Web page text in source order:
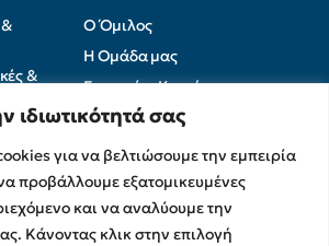
ιδιωτικότητά σας
για να βελτιώσουμε την εμπειρία
προβάλλουμε εξατομικευμένες
και να αναλύουμε την
Κάνοντας κλικ στην επιλογή
&
και
Ο Όμιλος
Η Ομάδα μας
Ευκαιρίες Καριέρας
Στρατηγικές Συνεργασίες
Memberships
Εκθέσεις Διαφάνειας
Επικοινωνία